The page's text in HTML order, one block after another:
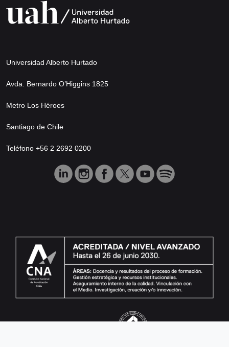
Universidad Alberto Hurtado
Avda. Bernardo O’Higgins 1825
Metro Los Héroes
Santiago de Chile
Teléfono +56 2 2692 0200